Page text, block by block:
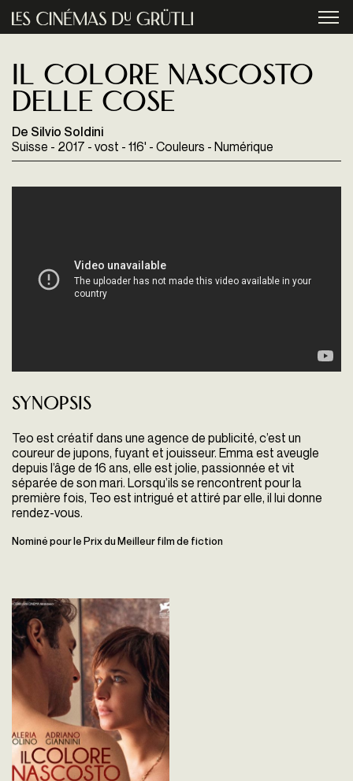
Aller au contenu principal
Il Colore nascosto
delle cose
De Silvio Soldini
Suisse - 2017 - vost - 116' - Couleurs - Numérique
Synopsis
Teo est créatif dans une agence de publicité, c’est un
coureur de jupons, fuyant et jouisseur. Emma est aveugle
depuis l’âge de 16 ans, elle est jolie, passionnée et vit
séparée de son mari. Lorsqu’ils se rencontrent pour la
première fois, Teo est intrigué et attiré par elle, il lui donne
rendez-vous.
Nominé pour le Prix du Meilleur film de fiction